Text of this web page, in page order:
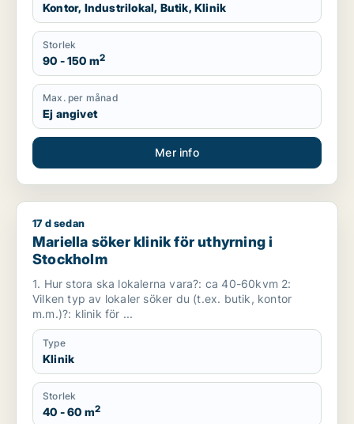
Kontor, Industrilokal, Butik, Klinik
Storlek
90 - 150 m2
Max. per månad
Ej angivet
Mer info
Mariella söker klinik för uthyrning i Stockholm
17 d sedan
Mariella söker klinik för uthyrning i
Stockholm
1. Hur stora ska lokalerna vara?: ca 40-60kvm 2:
Vilken typ av lokaler söker du (t.ex. butik, kontor
m.m.)?: klinik för ...
Type
Klinik
Storlek
40 - 60 m2